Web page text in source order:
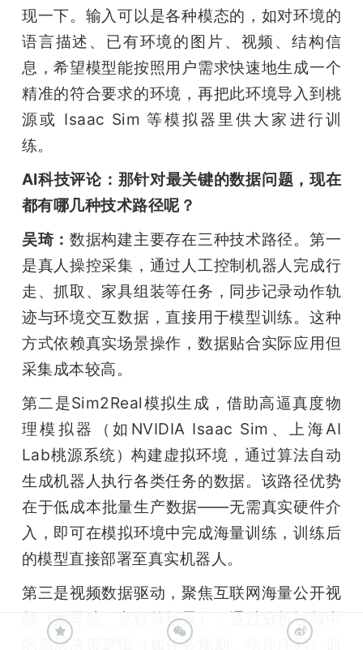
现一下。输入可以是各种模态的，如对环境的
语言描述、已有环境的图片、视频、结构信
息，希望模型能按照用户需求快速地生成一个
精准的符合要求的环境，再把此环境导入到桃
源或 Isaac Sim 等模拟器里供大家进行训
练。
AI科技评论：那针对最关键的数据问题，现在
都有哪几种技术路径呢？
吴琦：数据构建主要存在三种技术路径。第一
是真人操控采集，通过人工控制机器人完成行
走、抓取、家具组装等任务，同步记录动作轨
迹与环境交互数据，直接用于模型训练。这种
方式依赖真实场景操作，数据贴合实际应用但
采集成本较高。
第二是Sim2Real模拟生成，借助高逼真度物
理模拟器（如NVIDIA Isaac Sim、上海AI
Lab桃源系统）构建虚拟环境，通过算法自动
生成机器人执行各类任务的数据。该路径优势
在于低成本批量生产数据——无需真实硬件介
入，即可在模拟环境中完成海量训练，训练后
的模型直接部署至真实机器人。
第三是视频数据驱动，聚焦互联网海量公开视
频（如导航、烹饪等场景），通过分析视频中
的高层决策逻辑（如任务规划、动作序列）训